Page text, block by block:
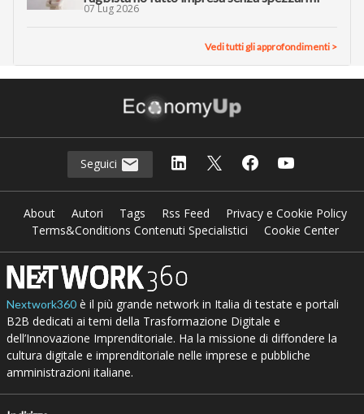
07 Lug 2026
Vedi tutti gli approfondimenti >
Seguici
About Autori Tags Rss Feed
Privacy e Cookie Policy
Terms&Conditions Contenuti Specialistici
Cookie Center
Nextwork360è il più grande network in Italia di testate e portali
B2B dedicati ai temi della Trasformazione Digitale e
dell’Innovazione Imprenditoriale. Ha la missione di diffondere la
cultura digitale e imprenditoriale nelle imprese e pubbliche
amministrazioni italiane.